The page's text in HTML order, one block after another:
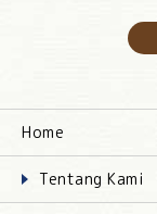
Home
Tentang Kami